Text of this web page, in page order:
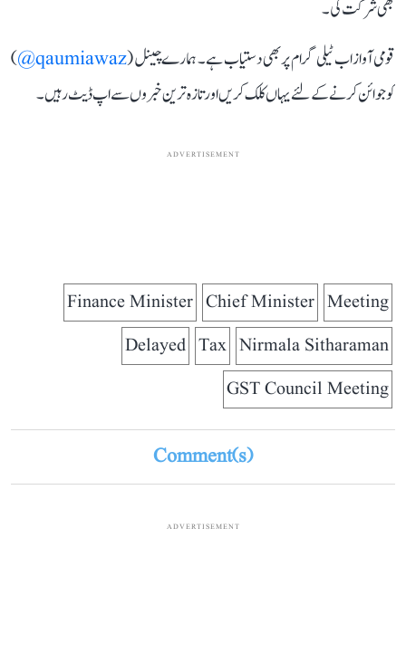
بھی شرکت کی۔
قومی آواز اب ٹیلی گرام پر بھی دستیاب ہے۔ ہمارے چینل (qaumiawaz@
)
کو جوائن کرنے کے لئے یہاں کلک کریں اور تازہ ترین خبروں سے اپ ڈیٹ رہیں۔
ADVERTISEMENT
Meeting
Chief Minister
Finance Minister
Nirmala Sitharaman
Tax
Delayed
GST Council Meeting
Comment(s)
ADVERTISEMENT